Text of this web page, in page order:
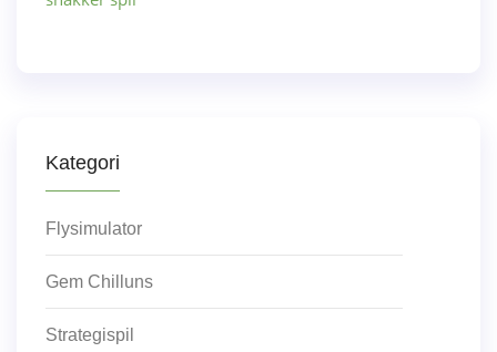
Kategori
Flysimulator
Gem Chilluns
Strategispil